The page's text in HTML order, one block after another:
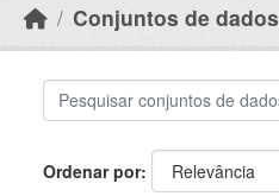
Conjuntos de dados
Ordenar por